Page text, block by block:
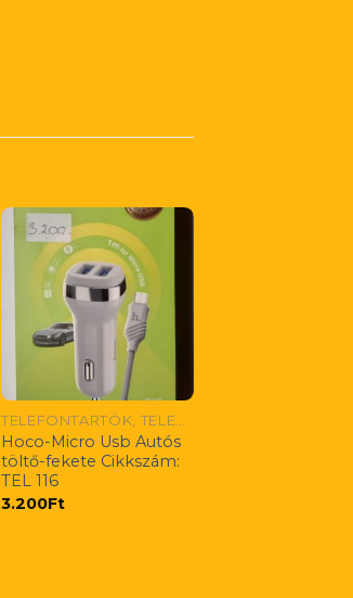
Hoco-Micro Usb Autós
töltő-fekete Cikkszám:
TEL 116
3.200Ft